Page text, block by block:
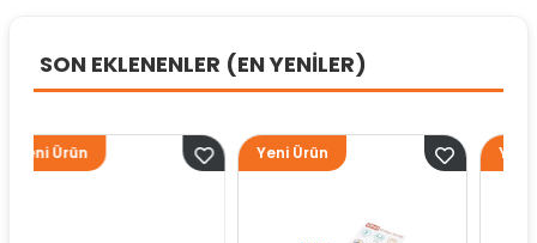
SON EKLENENLER (EN YENİLER)
Yeni Ürün Yeni Ürün